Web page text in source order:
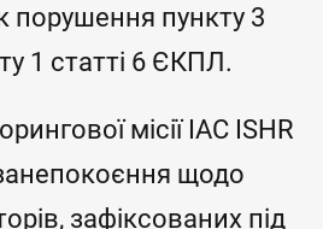
порушення пункту 3
1 статті 6 ЄКПЛ.
місії IAC ISHR
щодо
зафіксованих під